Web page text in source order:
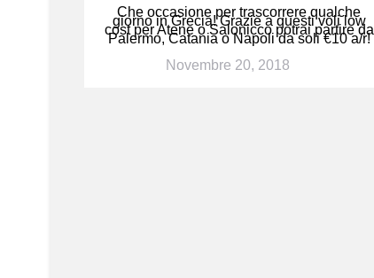
Che occasione per trascorrere qualche
giorno in Grecia! Grazie a questi voli low
cost per Atene o Salonicco potrai partire da
Palermo, Catania o Napoli da soli €10 a/r!
Novembre 20, 2018